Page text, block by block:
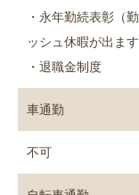
・永年勤続表彰（
ッシュ休暇が出ます
・退職金制度
車通勤
不可